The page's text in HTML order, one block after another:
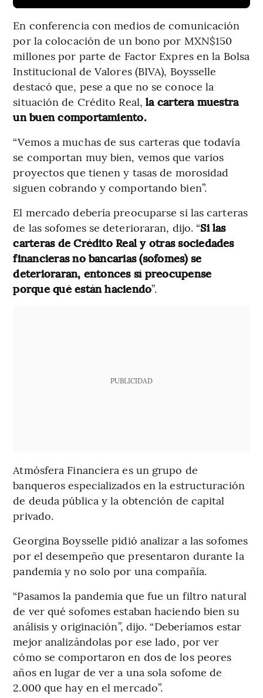
En conferencia con medios de comunicación
por la colocación de un bono por MXN$150
millones por parte de Factor Expres en la Bolsa
Institucional de Valores (BIVA), Boysselle
destacó que, pese a que no se conoce la
situación de Crédito Real,la cartera muestra
un buen comportamiento.
“Vemos a muchas de sus carteras que todavía
se comportan muy bien, vemos que varios
proyectos que tienen y tasas de morosidad
siguen cobrando y comportando bien”.
El mercado debería preocuparse si las carteras
de las sofomes se deterioraran, dijo. “Si las
carteras de Crédito Real y otras sociedades
financieras no bancarias (sofomes) se
deterioraran, entonces sí preocupense
porque qué están haciendo”.
PUBLICIDAD
Atmósfera Financiera es un grupo de
banqueros especializados en la estructuración
de deuda pública y la obtención de capital
privado.
Georgina Boysselle pidió analizar a las sofomes
por el desempeño que presentaron durante la
pandemia y no solo por una compañía.
“Pasamos la pandemia que fue un filtro natural
de ver qué sofomes estaban haciendo bien su
análisis y originación”, dijo. “Deberíamos estar
mejor analizándolas por ese lado, por ver
cómo se comportaron en dos de los peores
años en lugar de ver a una sola sofome de
2.000 que hay en el mercado”.